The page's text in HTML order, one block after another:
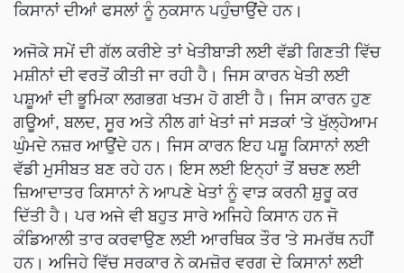
ਕਿਸਾਨਾਂ ਦੀਆਂ ਫਸਲਾਂ ਨੂੰ ਨੁਕਸਾਨ ਪਹੁੰਚਾਉਂਦੇ ਹਨ।
ਅਜੋਕੇ ਸਮੇਂ ਦੀ ਗੱਲ ਕਰੀਏ ਤਾਂ ਖੇਤੀਬਾੜੀ ਲਈ ਵੱਡੀ ਗਿਣਤੀ ਵਿੱਚ
ਮਸ਼ੀਨਾਂ ਦੀ ਵਰਤੋਂ ਕੀਤੀ ਜਾ ਰਹੀ ਹੈ। ਜਿਸ ਕਾਰਨ ਖੇਤੀ ਲਈ
ਪਸ਼ੂਆਂ ਦੀ ਭੂਮਿਕਾ ਲਗਭਗ ਖਤਮ ਹੋ ਗਈ ਹੈ। ਜਿਸ ਕਾਰਨ ਹੁਣ
ਗਊਆਂ, ਬਲਦ, ਸੂਰ ਅਤੇ ਨੀਲ ਗਾਂ ਖੇਤਾਂ ਜਾਂ ਸੜਕਾਂ 'ਤੇ ਖੁੱਲ੍ਹੇਆਮ
ਘੁੰਮਦੇ ਨਜ਼ਰ ਆਉਂਦੇ ਹਨ। ਜਿਸ ਕਾਰਨ ਇਹ ਪਸ਼ੂ ਕਿਸਾਨਾਂ ਲਈ
ਵੱਡੀ ਮੁਸੀਬਤ ਬਣ ਰਹੇ ਹਨ। ਇਸ ਲਈ ਇਨ੍ਹਾਂ ਤੋਂ ਬਚਣ ਲਈ
ਜ਼ਿਆਦਾਤਰ ਕਿਸਾਨਾਂ ਨੇ ਆਪਣੇ ਖੇਤਾਂ ਨੂੰ ਵਾੜ ਕਰਨੀ ਸ਼ੁਰੂ ਕਰ
ਦਿੱਤੀ ਹੈ। ਪਰ ਅਜੇ ਵੀ ਬਹੁਤ ਸਾਰੇ ਅਜਿਹੇ ਕਿਸਾਨ ਹਨ ਜੋ
ਕੰਡਿਆਲੀ ਤਾਰ ਕਰਵਾਉਣ ਲਈ ਆਰਥਿਕ ਤੌਰ 'ਤੇ ਸਮਰੱਥ ਨਹੀਂ
ਹਨ। ਅਜਿਹੇ ਵਿੱਚ ਸਰਕਾਰ ਨੇ ਕਮਜ਼ੋਰ ਵਰਗ ਦੇ ਕਿਸਾਨਾਂ ਲਈ